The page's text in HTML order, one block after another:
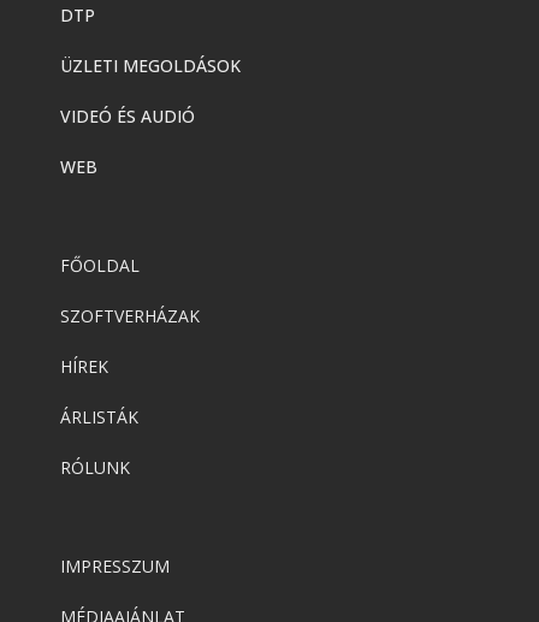
DTP
ÜZLETI MEGOLDÁSOK
VIDEÓ ÉS AUDIÓ
WEB
FŐOLDAL
SZOFTVERHÁZAK
HÍREK
ÁRLISTÁK
RÓLUNK
IMPRESSZUM
MÉDIAAJÁNLAT